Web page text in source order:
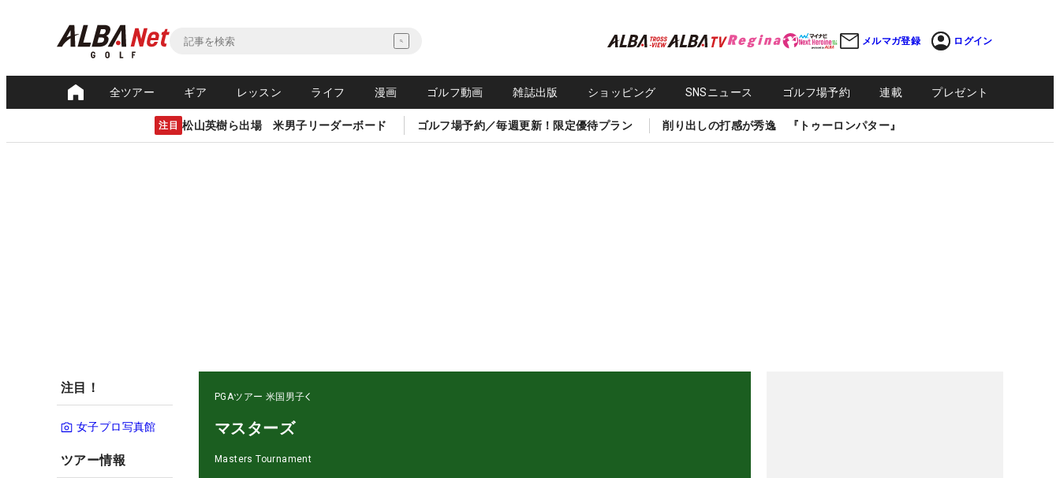
メルマガ登録 ログイン
全ツアー ギア レッスン ライフ 漫画 ゴルフ動画 雑誌出版 ショッピング SNSニュース ゴルフ場予約 連載 プレゼント
注目 松山英樹ら出場 米男子リーダーボード ゴルフ場予約／毎週更新！限定優待プラン 削り出しの打感が秀逸 『トゥーロンパター』
注目！
女子プロ写真館
ツアー情報
PGAツアー 米国男子
マスターズ
Masters Tournament